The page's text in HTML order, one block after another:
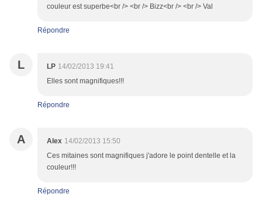
couleur est superbe<br /> <br /> Bizz<br /> <br /> Val
Répondre
L LP 14/02/2013 19:41
Elles sont magnifiques!!!
Répondre
A Alex 14/02/2013 15:50
Ces mitaines sont magnifiques j'adore le point dentelle et la
couleur!!!
Répondre